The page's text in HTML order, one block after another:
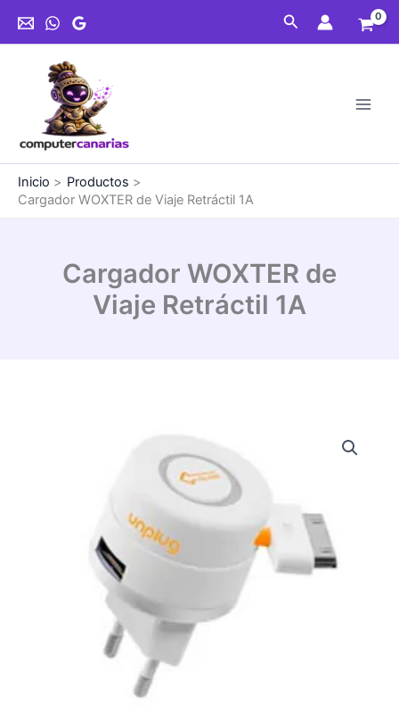
Buscar
Inicio
Productos
Cargador WOXTER de Viaje Retráctil 1A
Cargador WOXTER de
Viaje Retráctil 1A
Viaje
Retráctil
cantidad